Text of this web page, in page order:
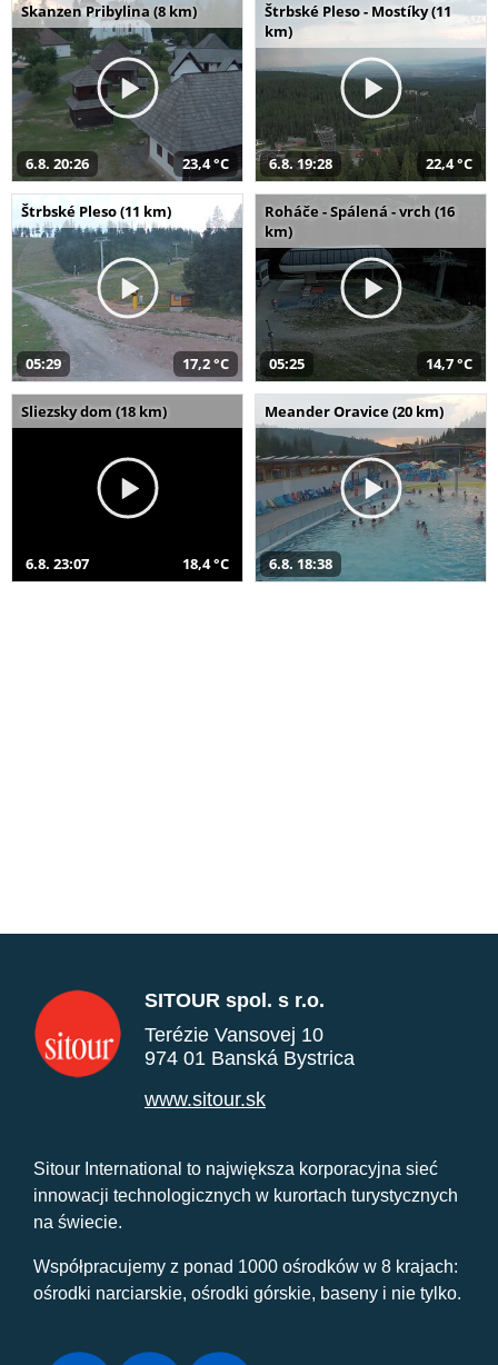
Skanzen Pribylina (8 km)
6.8. 20:26 23,4 °C
Štrbské Pleso - Mostíky (11
km)
6.8. 19:28 22,4 °C
Štrbské Pleso (11 km)
05:29 17,2 °C
Roháče - Spálená - vrch (16
km)
05:25 14,7 °C
Sliezsky dom (18 km)
6.8. 23:07 18,4 °C
Meander Oravice (20 km)
6.8. 18:38
SITOUR spol. s r.o.
Terézie Vansovej 10
974 01 Banská Bystrica
www.sitour.sk
Sitour International to największa korporacyjna sieć
innowacji technologicznych w kurortach turystycznych
na świecie.
Współpracujemy z ponad 1000 ośrodków w 8 krajach:
ośrodki narciarskie, ośrodki górskie, baseny i nie tylko.